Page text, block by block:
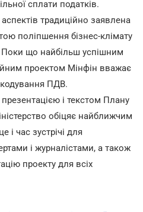
сплати податків.
традиційно заявлена
поліпшення бізнес-клімату
Поки що найбільш успішним
проектом Мінфін вважає
ПДВ.
і текстом Плану
обіцяє найближчим
і час зустрічі для
і журналістами, а також
проекту для всіх